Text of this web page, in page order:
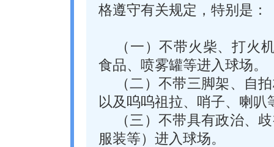
格遵守有关规定，特别是：
（一）不带火柴、打火
食品、喷雾罐等进入球场。
（二）不带三脚架、自
以及呜呜祖拉、哨子、喇叭
（三）不带具有政治、
服装等）进入球场。